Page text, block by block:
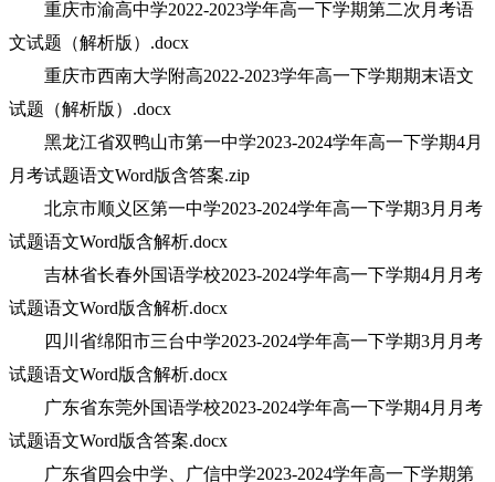
重庆市渝高中学2022-2023学年高一下学期第二次月考语
文试题（解析版）.docx
重庆市西南大学附高2022-2023学年高一下学期期末语文
试题（解析版）.docx
黑龙江省双鸭山市第一中学2023-2024学年高一下学期4月
月考试题语文Word版含答案.zip
北京市顺义区第一中学2023-2024学年高一下学期3月月考
试题语文Word版含解析.docx
吉林省长春外国语学校2023-2024学年高一下学期4月月考
试题语文Word版含解析.docx
四川省绵阳市三台中学2023-2024学年高一下学期3月月考
试题语文Word版含解析.docx
广东省东莞外国语学校2023-2024学年高一下学期4月月考
试题语文Word版含答案.docx
广东省四会中学、广信中学2023-2024学年高一下学期第